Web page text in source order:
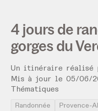
4 jours de
gorges du
Un itinéraire réalisé
Mis à jour le05/06/
Thématiques
Randonnée Provence-